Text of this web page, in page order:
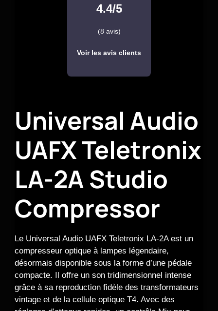
4.4/5
(8 avis)
Voir les avis clients
Universal Audio
UAFX Teletronix
LA-2A Studio
Compressor
Le Universal Audio UAFX Teletronix LA-2A est un
compresseur optique à lampes légendaire,
désormais disponible sous la forme d’une pédale
compacte. Il offre un son tridimensionnel intense
grâce à sa reproduction fidèle des transformateurs
vintage et de la cellule optique T4. Avec des